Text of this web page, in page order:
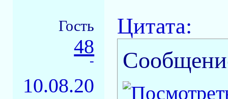
Гость
48
-
10.08.20
Цитата: